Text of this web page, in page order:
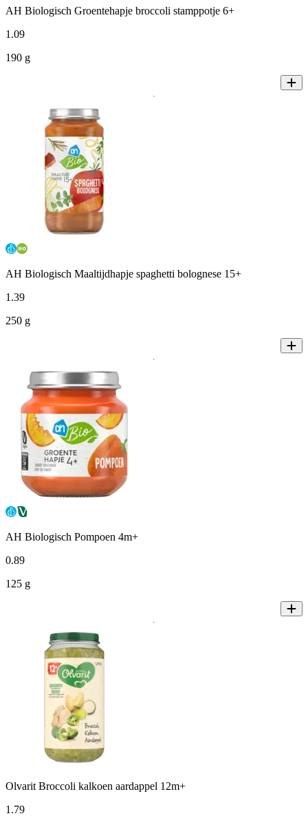
AH Biologisch Groentehapje broccoli stamppotje 6+
1 .09
190 g
AH Biologisch Maaltijdhapje spaghetti bolognese 15+
1 .39
250 g
AH Biologisch Pompoen 4m+
0.89
125 g
Olvarit Broccoli kalkoen aardappel 12m+
1 .79